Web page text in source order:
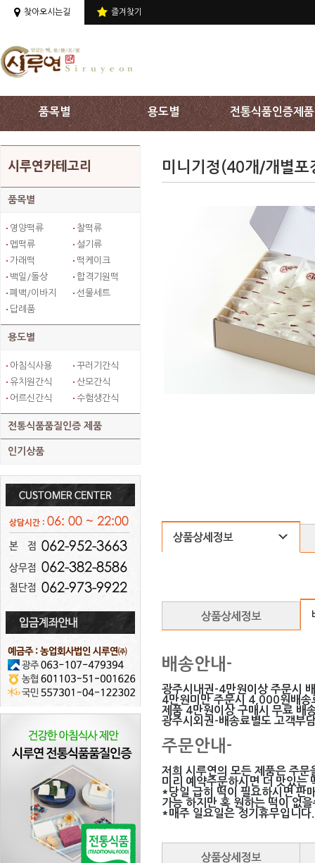
상단 주메뉴 바로가기
찾아오시는길 즐겨찾기
품목별 용도별 전통식품인증제품
시루연카테고리
품목별
영양떡류
찰떡류
멥떡류
설기류
가래떡
떡케이크
백일/돌상
합격기원떡
폐백/이바지
선물세트
답례품
용도별
아침식사용
꾸러기간식
유치원간식
산모간식
어르신간식
수험생간식
전통식품품질인증 제품
인기상품
미니기정(40개/개별포
배송안내-
광주시내권-4만원이상 주문시
4만원미만 주문시 4,000원배송
제품 4만원이상 구매시 무료 배
광주시외권-배송료별도 고객부
주문안내-
저희 시루연의 모든 제품은 주
미리 예약주문하시면 더 맛있는
*당일 급히 떡이 필요하시면 판
가능 하지만 혹 원하는 떡이 없
*매주 일요일은 정기휴무입니다.